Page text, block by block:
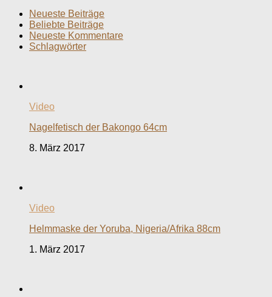
Neueste Beiträge
Beliebte Beiträge
Neueste Kommentare
Schlagwörter
Video
Nagelfetisch der Bakongo 64cm
8. März 2017
Video
Helmmaske der Yoruba, Nigeria/Afrika 88cm
1. März 2017